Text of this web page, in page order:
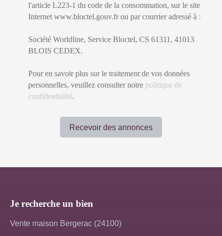
l'article L223-1 du code de la consommation, sur le site
Internet www.bloctel.gouv.fr ou par courrier adressé à :
Société Worldline, Service Bloctel, CS 61311, 41013
BLOIS CEDEX.
Pour en savoir plus sur le traitement de vos données
personnelles, veuillez consulter notre politique de
confidentialité.
Recevoir des annonces
Je recherche un bien
Vente maison Bergerac (24100)